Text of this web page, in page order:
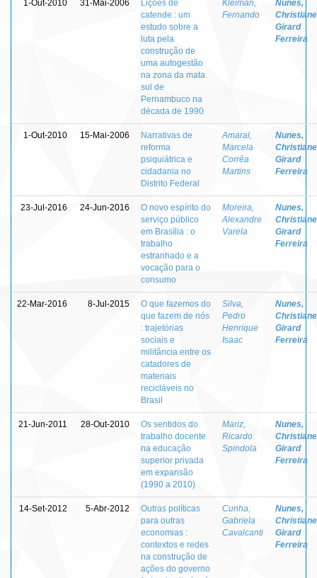
1-Out-2010 31-Mai-2006
Lições de
catende : um
estudo sobre a
luta pela
construção de
uma autogestão
na zona da mata
sul de
Pernambuco na
década de 1990
Kleiman,
Fernando
Nunes,
Christiane
Girard
Ferreira
1-Out-2010 15-Mai-2006
Narrativas de
reforma
psiquiátrica e
cidadania no
Distrito Federal
Amaral,
Marcela
Corrêa
Martins
Nunes,
Christiane
Girard
Ferreira
23-Jul-2016 24-Jun-2016
O novo espírito do
serviço público
em Brasília : o
trabalho
estranhado e a
vocação para o
consumo
Moreira,
Alexandre
Varela
Nunes,
Christiane
Girard
Ferreira
22-Mar-2016 8-Jul-2015
O que fazemos do
que fazem de nós
: trajetórias
sociais e
militância entre os
catadores de
materiais
recicláveis no
Brasil
Silva,
Pedro
Henrique
Isaac
Nunes,
Christiane
Girard
Ferreira
21-Jun-2011 28-Out-2010
Os sentidos do
trabalho docente
na educação
superior privada
em expansão
(1990 a 2010)
Mariz,
Ricardo
Spindola
Nunes,
Christiane
Girard
Ferreira
14-Set-2012 5-Abr-2012
Outras políticas
para outras
economias :
contextos e redes
na construção de
ações do governo
Cunha,
Gabriela
Cavalcanti
Nunes,
Christiane
Girard
Ferreira